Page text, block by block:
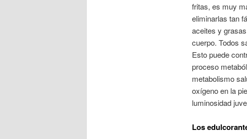
fritas, es muy
eliminarlas tan
aceites y
cuerpo. Todos
Esto puede
proceso
metabolismo
oxígeno en la
luminosidad
Los